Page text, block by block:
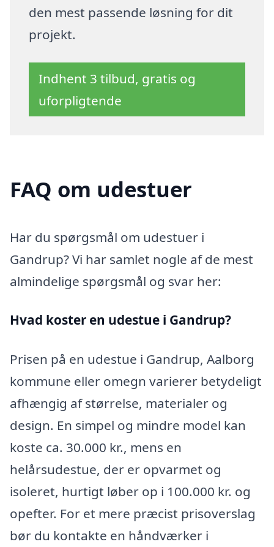
den mest passende løsning for dit
projekt.
Indhent 3 tilbud, gratis og
uforpligtende
FAQ om udestuer
Har du spørgsmål om udestuer i
Gandrup? Vi har samlet nogle af de mest
almindelige spørgsmål og svar her:
Hvad koster en udestue i Gandrup?
Prisen på en udestue i Gandrup, Aalborg
kommune eller omegn varierer betydeligt
afhængig af størrelse, materialer og
design. En simpel og mindre model kan
koste ca. 30.000 kr., mens en
helårsudestue, der er opvarmet og
isoleret, hurtigt løber op i 100.000 kr. og
opefter. For et mere præcist prisoverslag
bør du kontakte en håndværker i